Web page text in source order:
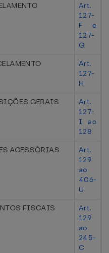
Art.
127-
F e
127-
G
Art.
127-
H
GERAIS
Art.
127-
I ao
128
ACESSÓRIAS
Art.
129
ao
406-
U
FISCAIS
Art.
129
ao
245-
C